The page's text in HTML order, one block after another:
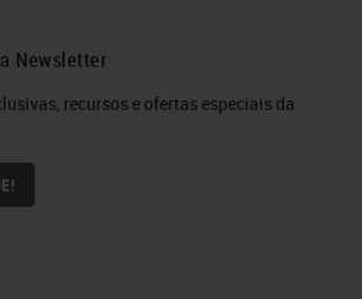
Newsletter
recursos e ofertas especiais da